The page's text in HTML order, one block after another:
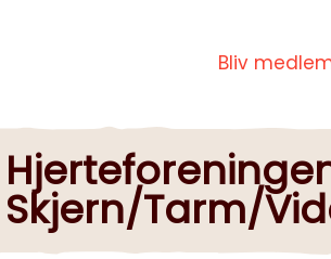
Bliv
Skjern/Tarm/